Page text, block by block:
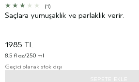
(1)
Saçlara yumuşaklık ve parlaklık verir.
1985 TL
8.5 fl oz/250 ml
Geçici olarak stok dışı
SEPETE EKLE